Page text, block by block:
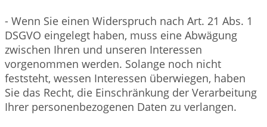
- Wenn Sie einen Widerspruch nach Art. 21 Abs. 1
DSGVO eingelegt haben, muss eine Abwägung
zwischen Ihren und unseren Interessen
vorgenommen werden. Solange noch nicht
feststeht, wessen Interessen überwiegen, haben
Sie das Recht, die Einschränkung der Verarbeitung
Ihrer personenbezogenen Daten zu verlangen.